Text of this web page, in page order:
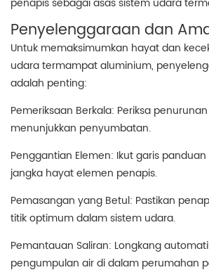
Penyelenggaraan dan
Untuk memaksimumkan hayat dan
udara termampat aluminium,
adalah penting:
Pemeriksaan Berkala: Periksa
menunjukkan penyumbatan.
Penggantian Elemen: Ikut garis
jangka hayat elemen penapis.
Pemasangan yang Betul: Pastikan
titik optimum dalam sistem udara.
Pemantauan Saliran: Longkang
pengumpulan air di dalam perumahan